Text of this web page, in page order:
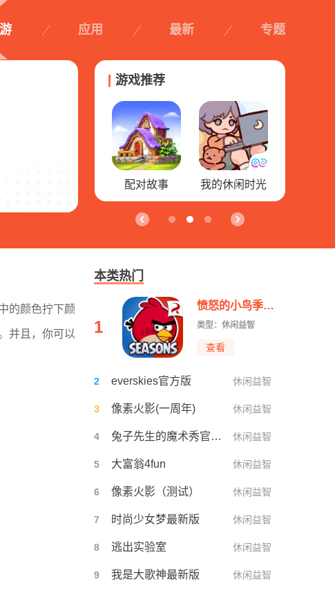
应用 最新 专题
游戏推荐
割绳子中文版 奇妙小茶园
的颜色拧下颜
并且，你可以
本类热门
1
愤怒的小鸟季节版
类型：休闲益智
查看
2 everskies官方版 休闲益智
3 像素火影(一周年) 休闲益智
4 兔子先生的魔术秀官方最新版 休闲益智
5 大富翁4fun 休闲益智
6 像素火影（测试） 休闲益智
7 时尚少女梦最新版 休闲益智
8 逃出实验室 休闲益智
9 我是大歌神最新版 休闲益智